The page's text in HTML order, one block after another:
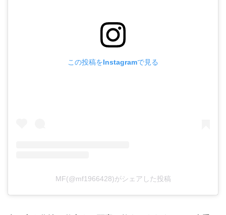
この投稿をInstagramで見る
MF(@mf1966428)がシェアした投稿